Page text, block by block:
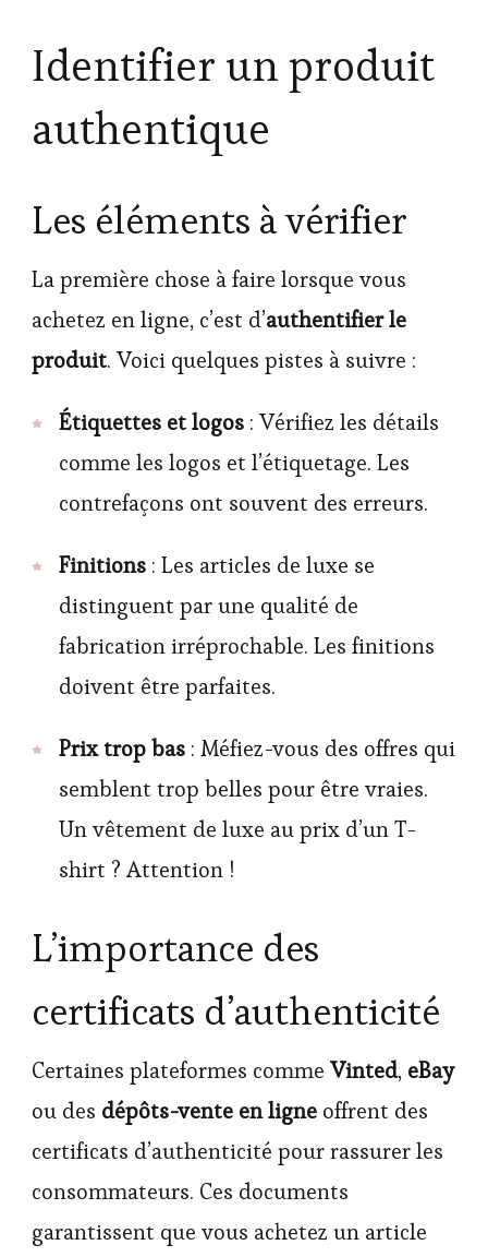
Identifier un produit
authentique
Les éléments à vérifier
La première chose à faire lorsque vous
achetez en ligne, c’est d’authentifier le
produit. Voici quelques pistes à suivre :
Étiquettes et logos : Vérifiez les détails
comme les logos et l’étiquetage. Les
contrefaçons ont souvent des erreurs.
Finitions : Les articles de luxe se
distinguent par une qualité de
fabrication irréprochable. Les finitions
doivent être parfaites.
Prix trop bas : Méfiez-vous des offres qui
semblent trop belles pour être vraies.
Un vêtement de luxe au prix d’un T-
shirt ? Attention !
L’importance des
certificats d’authenticité
Certaines plateformes comme Vinted, eBay
ou des dépôts-vente en ligne offrent des
certificats d’authenticité pour rassurer les
consommateurs. Ces documents
garantissent que vous achetez un article